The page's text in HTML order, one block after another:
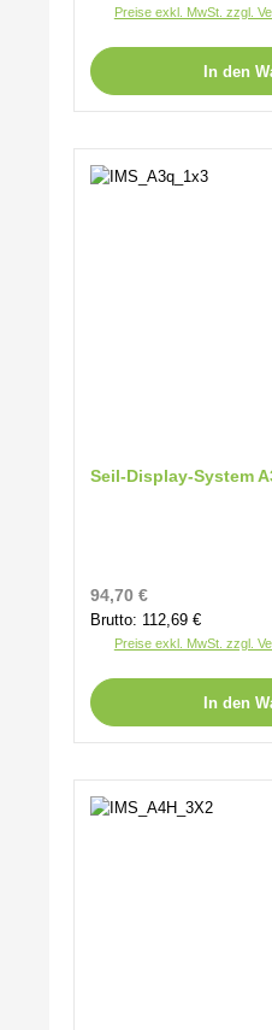
Preise exkl. MwSt. zzgl.
In den
Seil-Display-System
Regulärer Preis:
94,70 €
Brutto: 112,69 €
Preise exkl. MwSt. zzgl.
In den